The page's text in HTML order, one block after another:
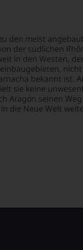
den meist
der südlichen
in den Westen,
bekannt ist.
sie keine
Aragon seinen
die Neue Welt